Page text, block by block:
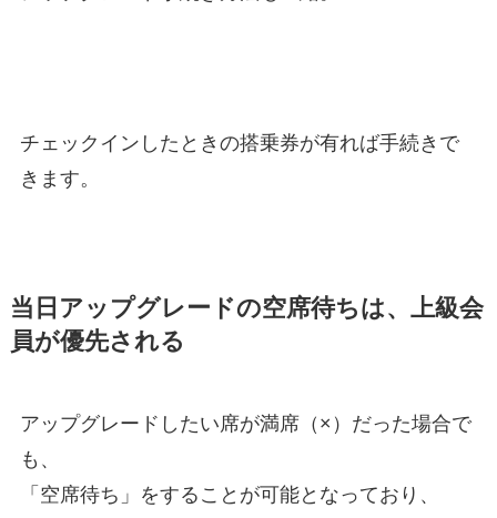
チェックインしたときの搭乗券が有れば手続きで
きます。
当日アップグレードの空席待ちは、上級会
員が優先される
アップグレードしたい席が満席（×）だった場合で
も、
「空席待ち」をすることが可能となっており、